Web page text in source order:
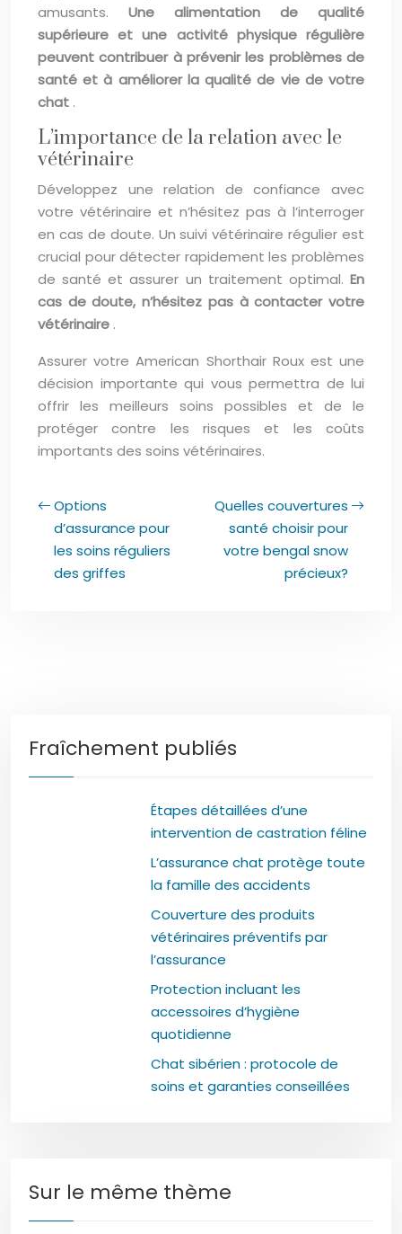
amusants. Une alimentation de qualité
supérieure et une activité physique régulière
peuvent contribuer à prévenir les problèmes de
santé et à améliorer la qualité de vie de votre
chat .
L’importance de la relation avec le
vétérinaire
Développez une relation de confiance avec
votre vétérinaire et n’hésitez pas à l’interroger
en cas de doute. Un suivi vétérinaire régulier est
crucial pour détecter rapidement les problèmes
de santé et assurer un traitement optimal. En
cas de doute, n’hésitez pas à contacter votre
vétérinaire .
Assurer votre American Shorthair Roux est une
décision importante qui vous permettra de lui
offrir les meilleurs soins possibles et de le
protéger contre les risques et les coûts
importants des soins vétérinaires.
Options
d’assurance pour
les soins réguliers
des griffes
Quelles couvertures
santé choisir pour
votre bengal snow
précieux?
Fraîchement publiés
Étapes détaillées d’une
intervention de castration féline
L’assurance chat protège toute
la famille des accidents
Couverture des produits
vétérinaires préventifs par
l’assurance
Protection incluant les
accessoires d’hygiène
quotidienne
Chat sibérien : protocole de
soins et garanties conseillées
Sur le même thème